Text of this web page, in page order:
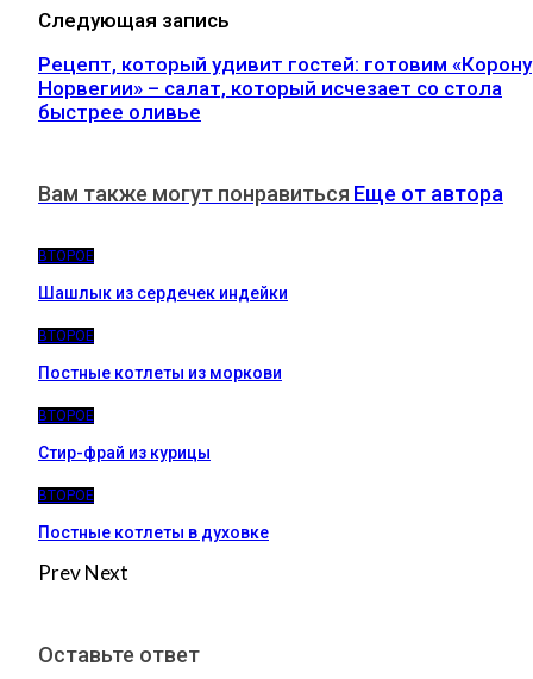
Следующая запись
Рецепт, который удивит гостей: готовим «Корону
Норвегии» – салат, который исчезает со стола
быстрее оливье
Вам также могут понравиться Еще от автора
ВТОРОЕ
Шашлык из сердечек индейки
ВТОРОЕ
Постные котлеты из моркови
ВТОРОЕ
Стир-фрай из курицы
ВТОРОЕ
Постные котлеты в духовке
PrevNext
Оставьте ответ